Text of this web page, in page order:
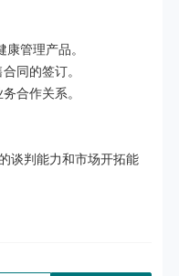
管理产品。
同的签订。
合作关系。
谈判能力和市场开拓能